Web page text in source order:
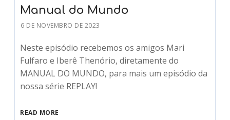
Manual do Mundo
6 DE NOVEMBRO DE 2023
Neste episódio recebemos os amigos Mari
Fulfaro e Iberê Thenório, diretamente do
MANUAL DO MUNDO, para mais um episódio da
nossa série REPLAY!
READ MORE